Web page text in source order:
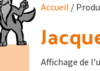
Accueil /
Affichage de